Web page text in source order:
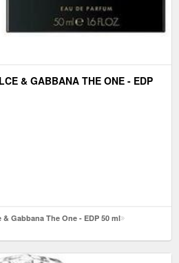
& GABBANA THE ONE - EDP
Gabbana The One - EDP 50 ml